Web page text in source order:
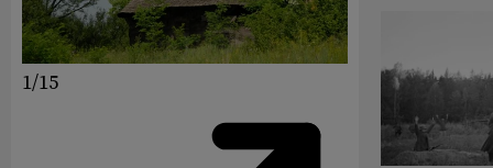
1/15